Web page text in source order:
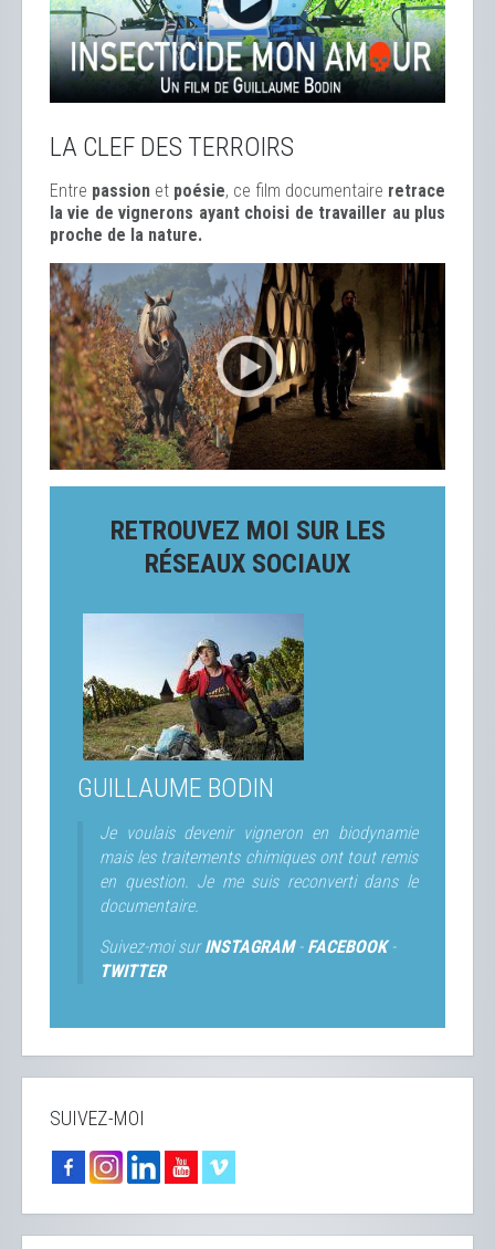
LA CLEF DES TERROIRS
Entre passion et poésie, ce film documentaire retrace
la vie de vignerons ayant choisi de travailler au plus
proche de la nature.
RETROUVEZ MOI SUR LES
RÉSEAUX SOCIAUX
GUILLAUME BODIN
Je voulais devenir vigneron en biodynamie
mais les traitements chimiques ont tout remis
en question. Je me suis reconverti dans le
documentaire.
Suivez-moi surINSTAGRAM- FACEBOOK-
TWITTER
SUIVEZ-MOI